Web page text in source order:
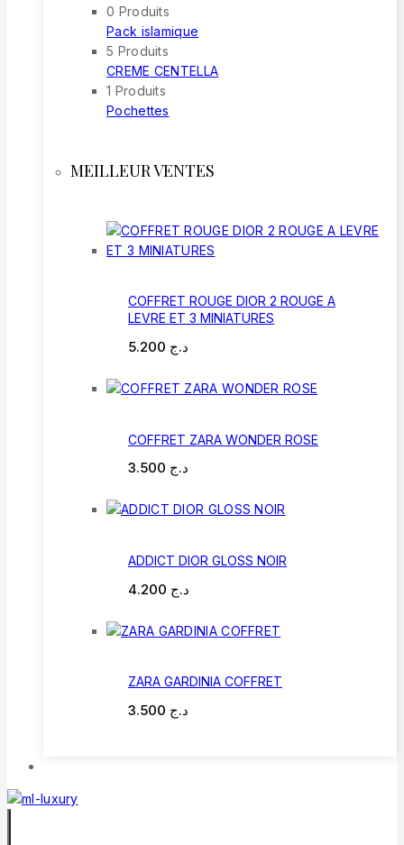
0 Produits
Pack islamique
5 Produits
CREME CENTELLA
1 Produits
Pochettes
MEILLEUR VENTES
COFFRET ROUGE DIOR 2 ROUGE A
LEVRE ET 3 MINIATURES
د.ج
COFFRET ZARA WONDER ROSE
د.ج
ADDICT DIOR GLOSS NOIR
د.ج
ZARA GARDINIA COFFRET
د.ج